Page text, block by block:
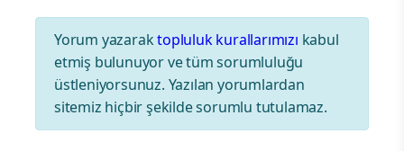
Yorum yazaraktopluluk kurallarımızı kabul
etmiş bulunuyor ve tüm sorumluluğu
üstleniyorsunuz. Yazılan yorumlardan
sitemiz hiçbir şekilde sorumlu tutulamaz.